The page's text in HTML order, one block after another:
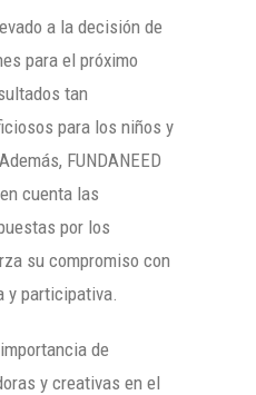
a la decisión de
para el próximo
tan
para los niños y
FUNDANEED
cuenta las
por los
su compromiso con
y participativa.
de
y creativas en el